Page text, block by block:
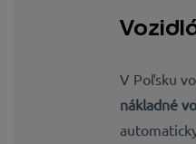
V Poľsku
nákladné